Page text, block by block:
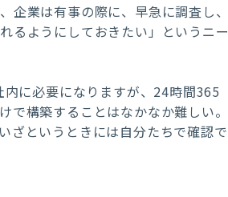
業は有事の際に、早急に調査し、
るようにしておきたい」というニー
に必要になりますが、24時間365
構築することはなかなか難しい。
ざというときには自分たちで確認で